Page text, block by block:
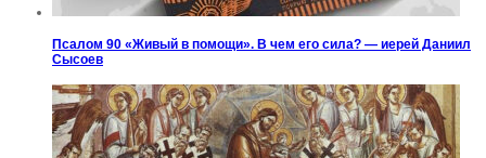
Псалом 90 «Живый в помощи». В чем его сила? — иерей Даниил
Сысоев